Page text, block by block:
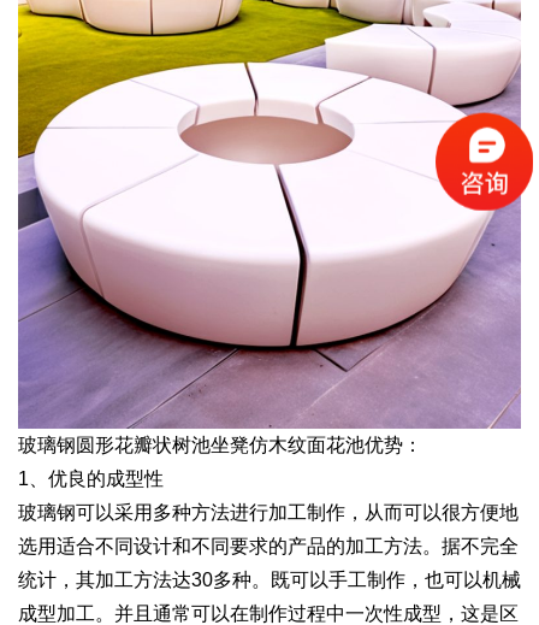
玻璃钢圆形花瓣状树池坐凳仿木纹面花池优势：
1、优良的成型性
玻璃钢可以采用多种方法进行加工制作，从而可以很方便地
选用适合不同设计和不同要求的产品的加工方法。据不完全
统计，其加工方法达30多种。既可以手工制作，也可以机械
成型加工。并且通常可以在制作过程中一次性成型，这是区